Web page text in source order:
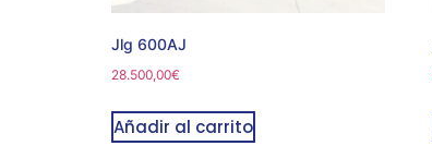
Jlg 600AJ
28.500,00€
Añadir al carrito